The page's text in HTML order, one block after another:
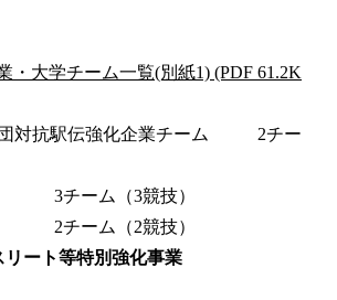
・大学チーム一覧(別紙1) (PDF 61.2K
団対抗駅伝強化企業チーム 2チー
3チーム（3競技）
2チーム（2競技）
ート等特別強化事業